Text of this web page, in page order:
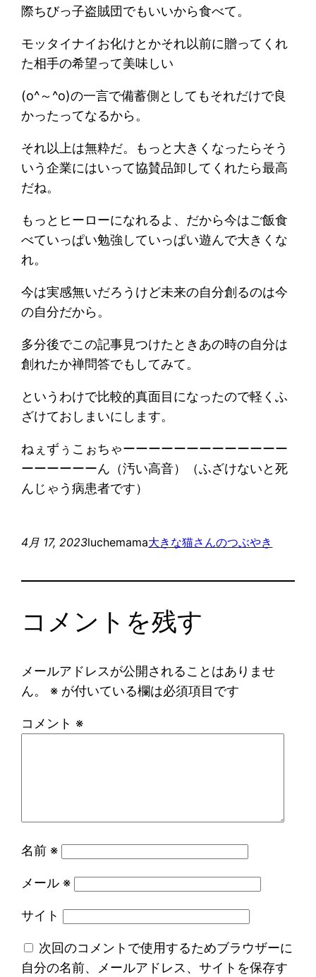
際ちびっ子盗賊団でもいいから食べて。
モッタイナイお化けとかそれ以前に贈ってくれ
た相手の希望って美味しい
(o^～^o)の一言で備蓄側としてもそれだけで良
かったってなるから。
それ以上は無粋だ。もっと大きくなったらそう
いう企業にはいって協賛品卸してくれたら最高
だね。
もっとヒーローになれるよ、だから今はご飯食
べていっぱい勉強していっぱい遊んで大きくな
れ。
今は実感無いだろうけど未来の自分創るのは今
の自分だから。
多分後でこの記事見つけたときあの時の自分は
創れたか禅問答でもしてみて。
というわけで比較的真面目になったので軽くふ
ざけておしまいにします。
ねぇずぅこぉちゃーーーーーーーーーーーーー
ーーーーーーん（汚い高音）（ふざけないと死
んじゃう病患者です）
4月 17, 2023luchemama大きな猫さんのつぶやき
コメントを残す
メールアドレスが公開されることはありませ
ん。
※ が付いている欄は必須項目です
コメント ※
名前 ※
メール ※
サイト
次回のコメントで使用するためブラウザーに
自分の名前、メールアドレス、サイトを保存す